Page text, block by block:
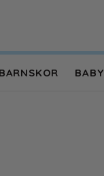
BARNSKOR BABY